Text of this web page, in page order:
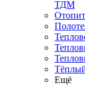
ТДМ
Ещё